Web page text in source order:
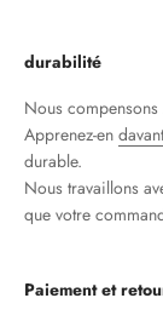
durabilité
Nous compensons
Apprenez-en
durable.
Nous travaillons
que votre
Paiement et